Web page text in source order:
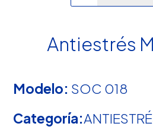
Antiestrés
Modelo: SOC 018
Categoría: